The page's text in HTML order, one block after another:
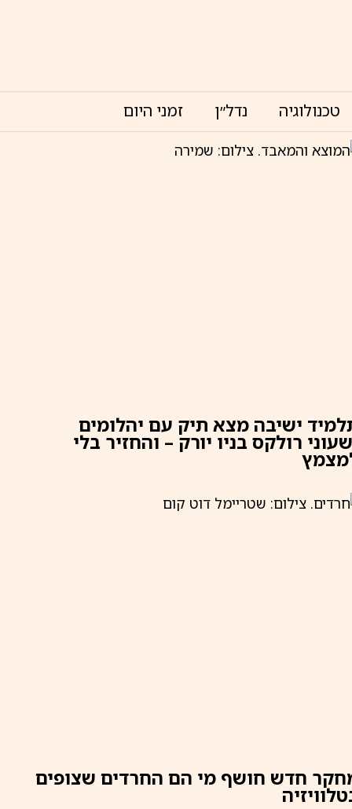
טכנולוגיה נדל״ן זמני היום
ישיבה מצא תיק עם יהלומים
רולקס בניו יורק – והחזיר בלי
חדש חושף מי הם החרדים שצופים